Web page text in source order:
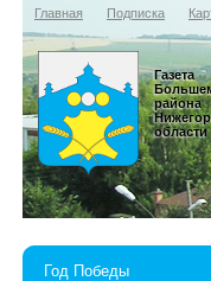
Главная Подписка
Газета
района
области
Год Победы